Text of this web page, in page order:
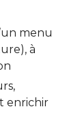
menu
à
enrichir